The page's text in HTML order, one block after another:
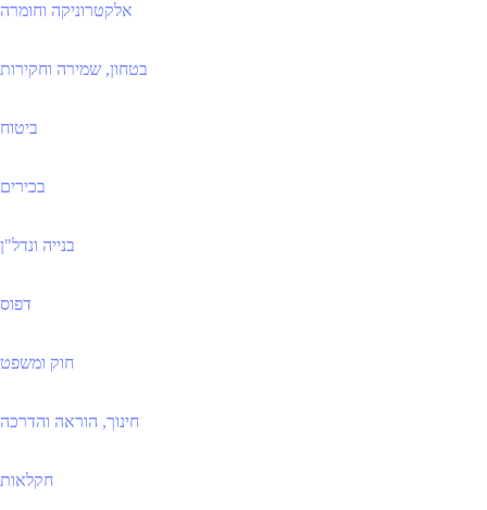
אלקטרוניקה וחומרה
בטחון, שמירה וחקירות
ביטוח
בכירים
בנייה ונדל"ן
דפוס
חוק ומשפט
חינוך, הוראה והדרכה
חקלאות